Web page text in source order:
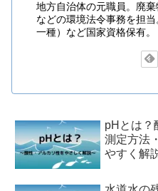
地方自治体の元職員。廃
などの環境法令事務を担
一種）など国家資格保有。
pHとは？
測定方法
やすく解